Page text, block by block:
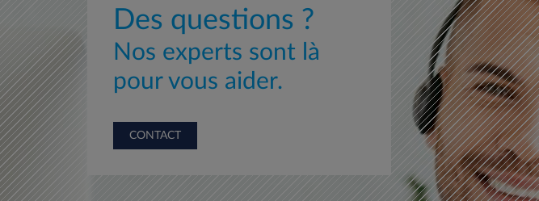
Des questions ?
Nos experts sont là
pour vous aider.
CONTACT